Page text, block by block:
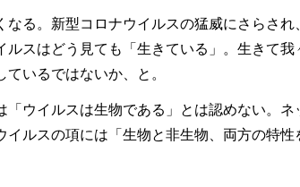
なる。新型コロナウイルスの猛威にさらされ
ルスはどう見ても「生きている」。生きて我
いるではないか、と。
「ウイルスは生物である」とは認めない。ネ
イルスの項には「生物と非生物、両方の特性